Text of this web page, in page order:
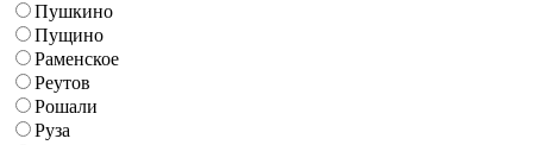
Пушкино
Пущино
Раменское
Реутов
Рошали
Руза